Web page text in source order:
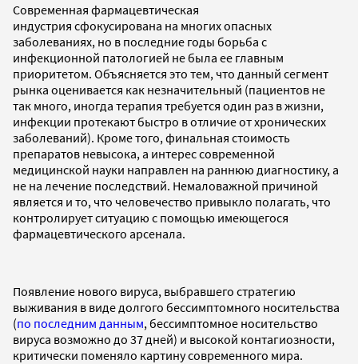
Современная фармацевтическая
индустрия сфокусирована на многих опасных
заболеваниях, но в последние годы борьба с
инфекционной патологией не была ее главным
приоритетом. Объясняется это тем, что данный сегмент
рынка оценивается как незначительный (пациентов не
так много, иногда терапия требуется один раз в жизни,
инфекции протекают быстро в отличие от хронических
заболеваний). Кроме того, финальная стоимость
препаратов невысока, а интерес современной
медицинской науки направлен на раннюю диагностику, а
не на лечение последствий. Немаловажной причиной
является и то, что человечество привыкло полагать, что
контролирует ситуацию с помощью имеющегося
фармацевтического арсенала.
Появление нового вируса, выбравшего стратегию
выживания в виде долгого бессимптомного носительства
(по последним данным, бессимптомное носительство
вируса возможно до 37 дней) и высокой контагиозности,
критически поменяло картину современного мира.